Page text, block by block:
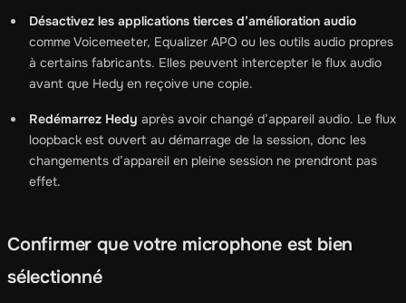
Désactivez les applications tierces d’amélioration audio
comme Voicemeeter, Equalizer APO ou les outils audio propres
à certains fabricants. Elles peuvent intercepter le flux audio
avant que Hedy en reçoive une copie.
Redémarrez Hedy après avoir changé d’appareil audio. Le flux
loopback est ouvert au démarrage de la session, donc les
changements d’appareil en pleine session ne prendront pas
effet.
Confirmer que votre microphone est bien
sélectionné